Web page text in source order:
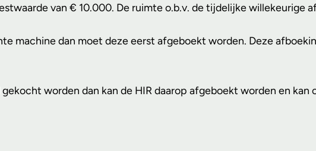
van € 10.000. De ruimte o.b.v. de tijdelijke willekeurige
machine dan moet deze eerst afgeboekt worden. Deze
worden dan kan de HIR daarop afgeboekt worden en